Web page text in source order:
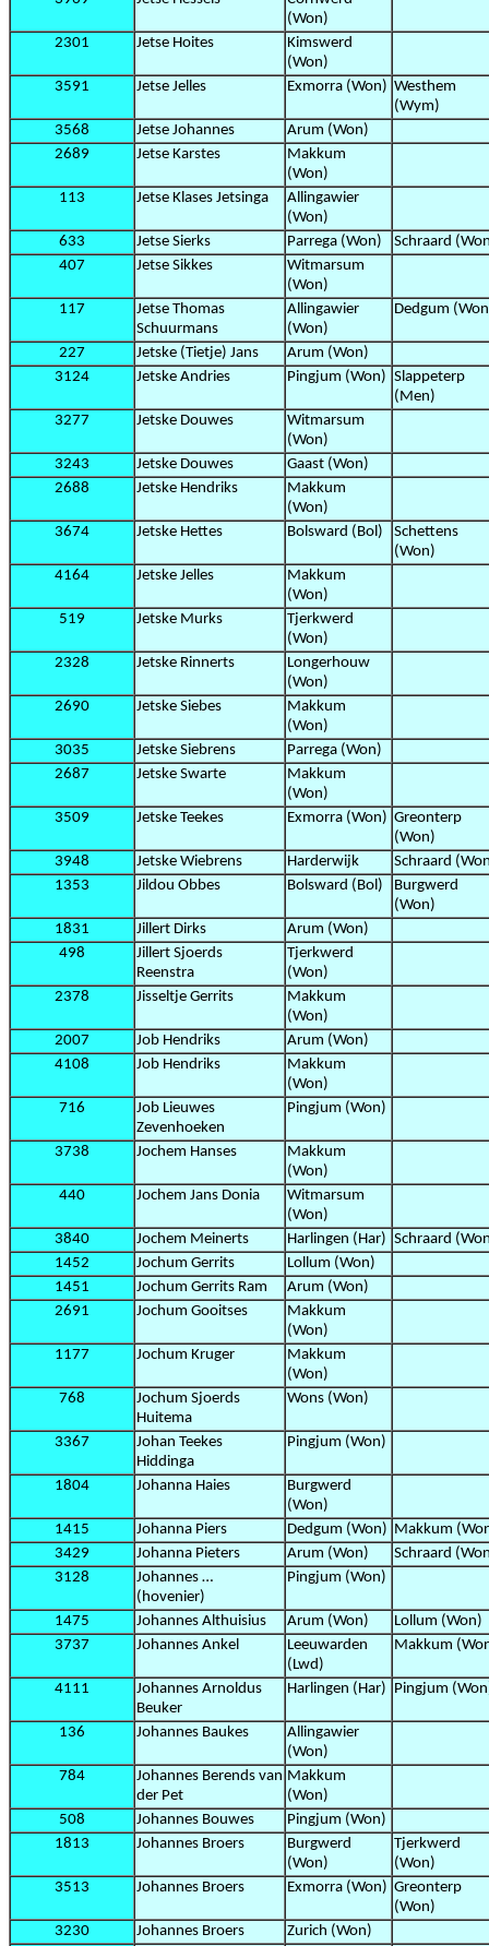
(Won)
2301
Jetse Hoites
Kimswerd
(Won)
3591
Jetse Jelles Exmorra (Won) Westhem
(Wym)
3568
Jetse Johannes
Arum (Won)
2689
Jetse Karstes
Makkum
(Won)
113
Jetse Klases Jetsinga
Allingawier
(Won)
633
Jetse Sierks Parrega (Won)
Schraard
407
Jetse Sikkes
Witmarsum
(Won)
117
Jetse Thomas
Schuurmans
Allingawier
(Won)
Dedgum
227 Jetske (Tietje) Jans
Arum (Won)
3124
Jetske Andries Pingjum (Won) Slappeterp
(Men)
3277
Jetske Douwes
Witmarsum
(Won)
3243
Jetske Douwes
Gaast (Won)
2688
Jetske Hendriks
Makkum
(Won)
3674
Jetske Hettes Bolsward (Bol)
Schettens
(Won)
4164
Jetske Jelles
Makkum
(Won)
519
Jetske Murks
Tjerkwerd
(Won)
2328
Jetske Rinnerts
Longerhouw
(Won)
2690
Jetske Siebes
Makkum
(Won)
3035
Jetske Siebrens
Parrega (Won)
2687
Jetske Swarte
Makkum
(Won)
3509
Jetske Teekes Exmorra (Won) Greonterp
(Won)
3948
Jetske Wiebrens Harderwijk
Schraard
1353
Jildou Obbes Bolsward (Bol)
Burgwerd
(Won)
1831
Jillert Dirks
Arum (Won)
498
Jillert Sjoerds
Reenstra
Tjerkwerd
(Won)
2378
Jisseltje Gerrits
Makkum
(Won)
2007
Job Hendriks
Arum (Won)
4108
Job Hendriks
Makkum
(Won)
716
Job Lieuwes
Zevenhoeken
Pingjum (Won)
3738 Jochem Hanses
Makkum
(Won)
440
Jochem Jans Donia
Witmarsum
(Won)
3840
Jochem Meinerts Harlingen (Har) Schraard
1452
Jochum Gerrits
Lollum (Won)
1451
Jochum Gerrits Ram
Arum (Won)
2691
Jochum Gooitses
Makkum
(Won)
1177
Jochum Kruger
Makkum
(Won)
768
Jochum Sjoerds
Huitema
Wons (Won)
3367
Johan Teekes
Hiddinga
Pingjum (Won)
1804 Johanna Haies
Burgwerd
(Won)
1415
Johanna Piers Dedgum (Won) Makkum
3429
Johanna Pieters Arum (Won)
Schraard
3128
Johannes …
(hovenier)
Pingjum (Won)
1475 Johannes Althuisius Arum (Won)
Lollum (Won)
3737
Johannes Ankel
Leeuwarden
(Lwd)
Makkum
4111
Johannes Arnoldus
Beuker
Harlingen (Har) Pingjum
136 Johannes Baukes
Allingawier
(Won)
784
Johannes Berends van
der Pet
Makkum
(Won)
508
Johannes Bouwes
Pingjum (Won)
1813
Johannes Broers
Burgwerd
(Won)
Tjerkwerd
(Won)
3513
Johannes Broers Exmorra (Won) Greonterp
(Won)
3230
Johannes Broers
Zurich (Won)